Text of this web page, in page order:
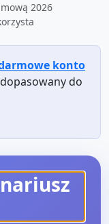
2026
konto
do